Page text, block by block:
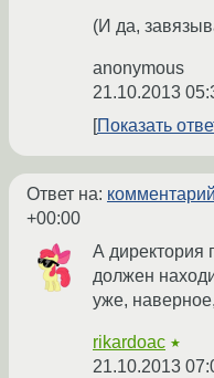
(И да,
anonymous
21.10.2013
Показать
Ответ на: комментарий
+00:00
А директория
должен
уже,
rikardoac ★
21.10.2013